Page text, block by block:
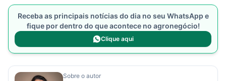
Receba as principais notícias do dia no seu WhatsApp e
fique por dentro do que acontece no agronegócio!
Clique aqui
Sobre o autor